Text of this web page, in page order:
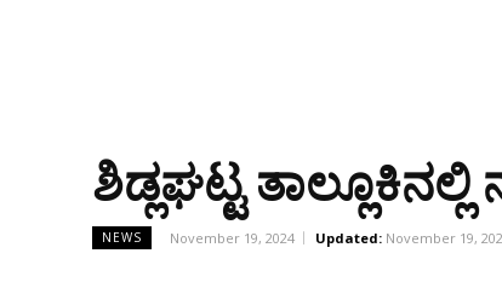
ಶಿಡ್ಲಘಟ್ಟ
NEWS November 19, 2024 Updated: November 19,